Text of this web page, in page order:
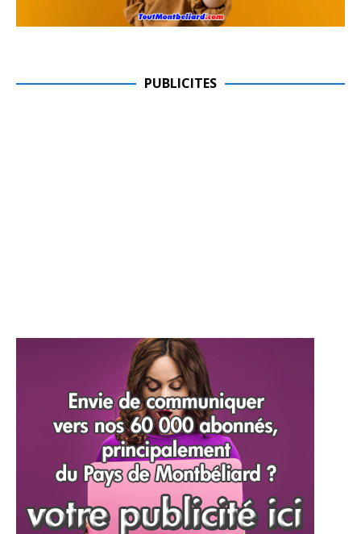
PUBLICITES